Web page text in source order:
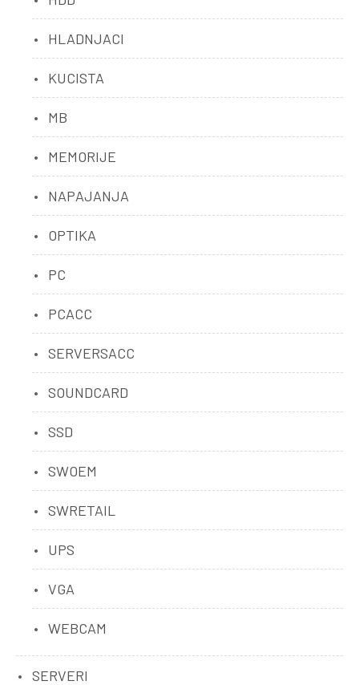
HLADNJACI
KUCISTA
MB
MEMORIJE
NAPAJANJA
OPTIKA
PC
PCACC
SERVERSACC
SOUNDCARD
SSD
SWOEM
SWRETAIL
UPS
VGA
WEBCAM
SERVERI